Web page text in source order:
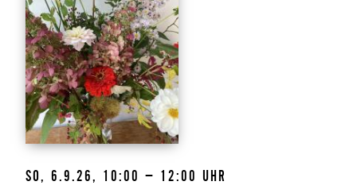
SO, 6.9.26, 10:00 – 12:00 UHR